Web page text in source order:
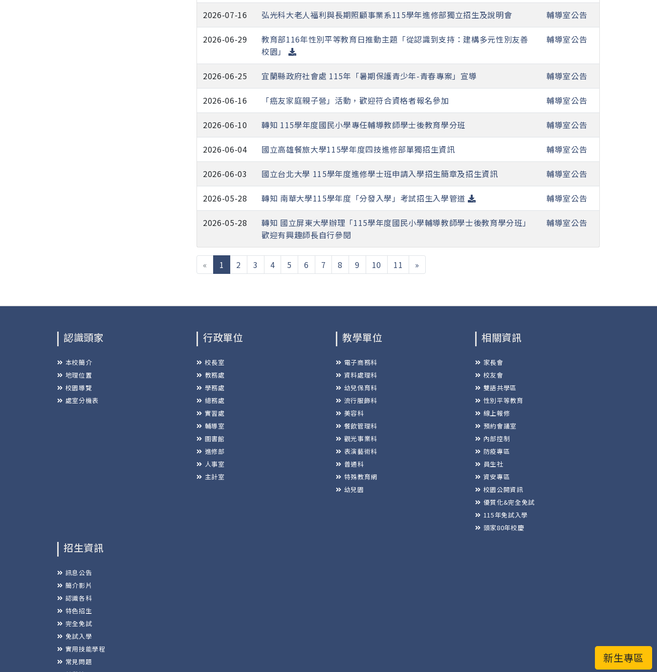
2026-07-16 弘光科大老人福利與長期照顧事業系115學年進修部獨立招生及說明會 輔導室公告
2026-06-29
教育部116年性別平等教育日推動主題「從認識到支持：建構多元性別友善
校園」
輔導室公告
2026-06-25 宜蘭縣政府社會處 115年「暑期保護青少年-青春專案」宣導 輔導室公告
2026-06-16 「癌友家庭親子營」活動，歡迎符合資格者報名參加 輔導室公告
2026-06-10 轉知 115學年度國民小學專任輔導教師學士後教育學分班 輔導室公告
2026-06-04 國立高雄餐旅大學115學年度四技進修部單獨招生資訊 輔導室公告
2026-06-03 國立台北大學 115學年度進修學士班申請入學招生簡章及招生資訊 輔導室公告
2026-05-28 轉知 南華大學115學年度「分發入學」考試招生入學管道 輔導室公告
2026-05-28
轉知 國立屏東大學辦理「115學年度國民小學輔導教師學士後教育學分班」
歡迎有興趣師長自行參閱
輔導室公告
« 1 (current)
2 3 4 5 6 7 8 9 10 11 »
新生專區
認識頭家
本校簡介
地理位置
校園導覽
處室分機表
行政單位
校長室
教務處
學務處
總務處
實習處
輔導室
圖書館
進修部
人事室
主計室
教學單位
電子商務科
資料處理科
幼兒保育科
流行服飾科
美容科
餐飲管理科
觀光事業科
表演藝術科
普通科
特殊教育網
幼兒園
相關資訊
家長會
校友會
雙語共學區
性別平等教育
線上報修
預約會議室
內部控制
防疫專區
員生社
資安專區
校園公開資訊
優質化&完全免試
115年免試入學
頭家80年校慶
招生資訊
訊息公告
簡介影片
認識各科
特色招生
完全免試
免試入學
實用技能學程
常見問題